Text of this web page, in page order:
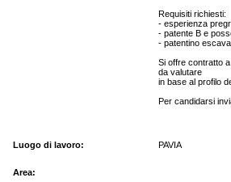
Requisiti richiesti:
- esperienza
- patente B e
- patentino
Si offre contratto
da valutare
in base al profilo
Per candidarsi
Luogo di lavoro: PAVIA
Area: